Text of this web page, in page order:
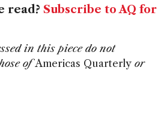
read? Subscribe to AQ for
in this piece do not
ofAmericas Quarterly or